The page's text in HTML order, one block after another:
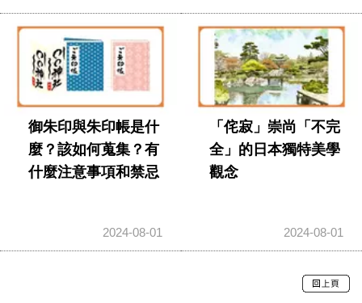
御朱印與朱印帳是什
麼？該如何蒐集？有
什麼注意事項和禁忌
2024-08-01
「侘寂」崇尚「不完
全」的日本獨特美學
觀念
2024-08-01